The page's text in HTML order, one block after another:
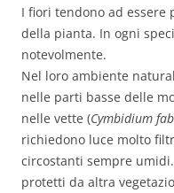
I fiori tendono ad
della pianta. In ogni
notevolmente.
Nel loro ambiente
nelle parti basse delle
nelle vette (Cymbidium
richiedono luce molto
circostanti sempre
protetti da altra